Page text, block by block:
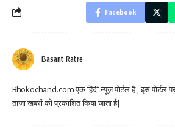
Facebook
Basant Ratre
Bhokochand.com एक हिंदी न्यूज़ पोर्टल है , इस पोर्टल
ताज़ा खबरों को प्रकाशित किया जाता है|